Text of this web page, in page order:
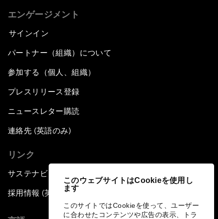
このウェブサイトはCookieを使用し
ます
このサイトではCookieを使って、ユーザー
に合わせたコンテンツや広告の表示、トラ
エンゲージメント
サインイン
パートナー（組織）について
参加する（個人、組織）
プレスリリース登録
ニュースレター購読
連絡先 (英語のみ)
リンク
サステナビリティへの取り組み
採用情報 (英語のみ)